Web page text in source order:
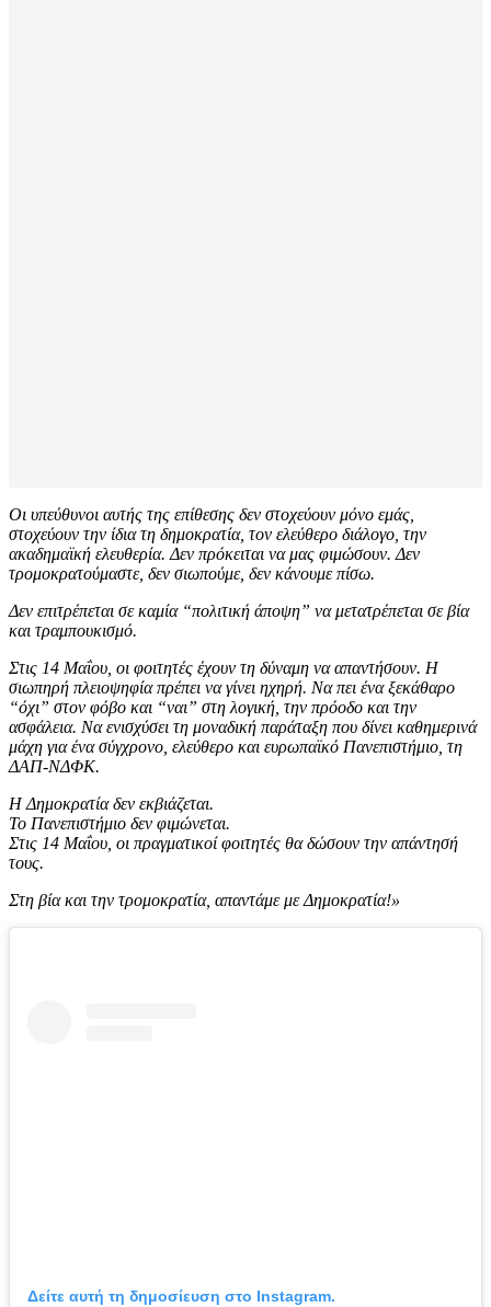
Οι υπεύθυνοι αυτής της επίθεσης δεν στοχεύουν μόνο εμάς,
στοχεύουν την ίδια τη δημοκρατία, τον ελεύθερο διάλογο, την
ακαδημαϊκή ελευθερία. Δεν πρόκειται να μας φιμώσουν. Δεν
τρομοκρατούμαστε, δεν σιωπούμε, δεν κάνουμε πίσω.
Δεν επιτρέπεται σε καμία “πολιτική άποψη” να μετατρέπεται σε βία
και τραμπουκισμό.
Στις 14 Μαΐου, οι φοιτητές έχουν τη δύναμη να απαντήσουν. Η
σιωπηρή πλειοψηφία πρέπει να γίνει ηχηρή. Να πει ένα ξεκάθαρο
“όχι” στον φόβο και “ναι” στη λογική, την πρόοδο και την
ασφάλεια. Να ενισχύσει τη μοναδική παράταξη που δίνει καθημερινά
μάχη για ένα σύγχρονο, ελεύθερο και ευρωπαϊκό Πανεπιστήμιο, τη
ΔΑΠ-ΝΔΦΚ.
Η Δημοκρατία δεν εκβιάζεται.
Το Πανεπιστήμιο δεν φιμώνεται.
Στις 14 Μαΐου, οι πραγματικοί φοιτητές θα δώσουν την απάντησή
τους.
Στη βία και την τρομοκρατία, απαντάμε με Δημοκρατία!»
Δείτε αυτή τη δημοσίευση στο Instagram.